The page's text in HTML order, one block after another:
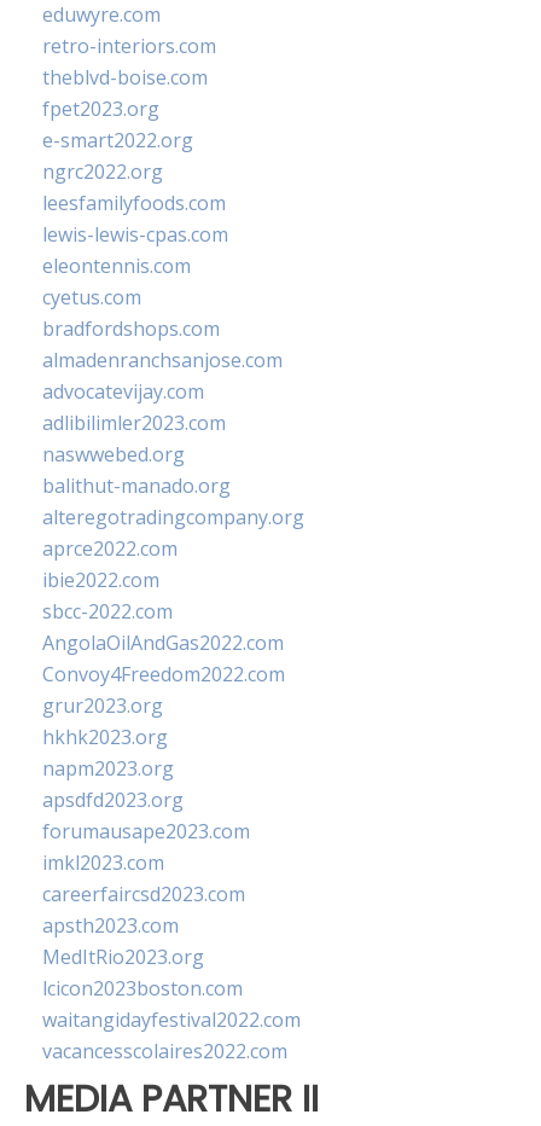
eduwyre.com
retro-interiors.com
theblvd-boise.com
fpet2023.org
e-smart2022.org
ngrc2022.org
leesfamilyfoods.com
lewis-lewis-cpas.com
eleontennis.com
cyetus.com
bradfordshops.com
almadenranchsanjose.com
advocatevijay.com
adlibilimler2023.com
naswwebed.org
balithut-manado.org
alteregotradingcompany.org
aprce2022.com
ibie2022.com
sbcc-2022.com
AngolaOilAndGas2022.com
Convoy4Freedom2022.com
grur2023.org
hkhk2023.org
napm2023.org
apsdfd2023.org
forumausape2023.com
imkl2023.com
careerfaircsd2023.com
apsth2023.com
MedItRio2023.org
lcicon2023boston.com
waitangidayfestival2022.com
vacancesscolaires2022.com
MEDIA PARTNER II